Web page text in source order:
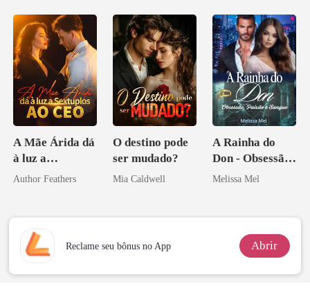
licantropos
A Mãe Árida dá
à luz a
Sextuplos ao
Author Feathers
O destino pode
ser mudado?
Mia Caldwell
A Rainha do
Don - Obsessão,
Paixão e Sangue
Melissa Mel
Reclame seu bônus no App Abrir